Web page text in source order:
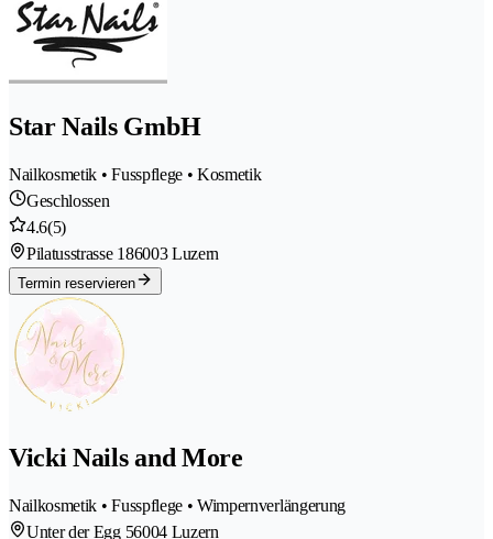
Star Nails GmbH
Nailkosmetik • Fusspflege • Kosmetik
Geschlossen
4.6(5)
Pilatusstrasse 186003 Luzern
Termin reservieren
Vicki Nails and More
Nailkosmetik • Fusspflege • Wimpernverlängerung
Unter der Egg 56004 Luzern